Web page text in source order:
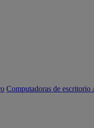
Computadoras de